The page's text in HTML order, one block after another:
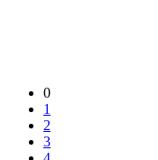
0
1
2
3